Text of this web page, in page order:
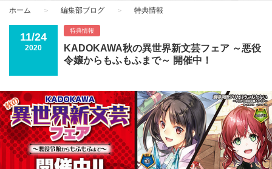
ホーム 編集部ブログ 特典情報
11/24
2020
特典情報
KADOKAWA秋の異世界新文芸フェア ～悪役
令嬢からもふもふまで～ 開催中！